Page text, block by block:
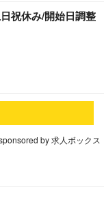
祝休み/開始日調整
by 求人ボックス